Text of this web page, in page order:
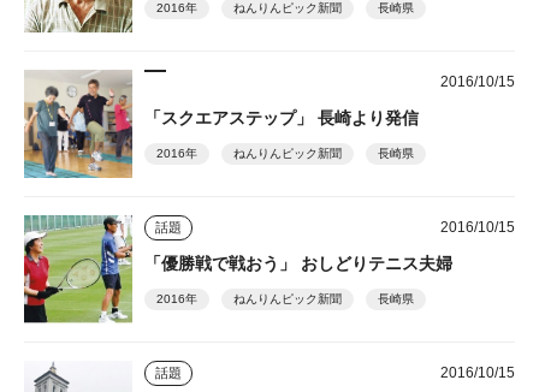
2016年 ねんりんピック新聞 長崎県
2016/10/15
「スクエアステップ」 長崎より発信
2016年 ねんりんピック新聞 長崎県
話題 2016/10/15
「優勝戦で戦おう」 おしどりテニス夫婦
2016年 ねんりんピック新聞 長崎県
話題 2016/10/15